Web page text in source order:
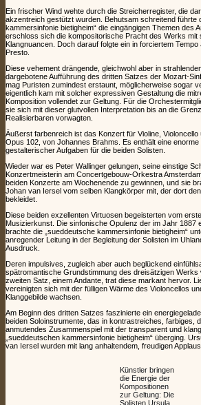
Ein frischer Wind wehte durch die Streicherregister, die
akzentreich gestützt wurden. Behutsam schreitend führte
kammersinfonie bietigheim“ die eingängigen Themen des
erschloss sich die kompositorische Pracht des Werks mit
Klangnuancen. Doch darauf folgte ein in forciertem
Presto.
Diese vehement drängende, gleichwohl aber in
dargebotene Aufführung des dritten Satzes der Mozart-
mag Puristen zumindest erstaunt, möglicherweise sogar
eigentlich kam mit solcher expressiven Gestaltung die
Komposition vollendet zur Geltung. Für die
sie sich mit dieser glutvollen Interpretation bis an die
Realisierbaren vorwagten.
Äußerst farbenreich ist das Konzert für Violine, Violoncello
Opus 102, von Johannes Brahms. Es enthält eine enorme
gestalterischer Aufgaben für die beiden Solisten.
Wieder war es Peter Wallinger gelungen, seine einstige
Konzertmeisterin am Concertgebouw-Orkestra
beiden Konzerte am Wochenende zu gewinnen, und sie
Johan van Iersel vom selben Klangkörper mit, der dort
bekleidet.
Diese beiden exzellenten Virtuosen begeisterten vom
Musizierkunst. Die sinfonische Opulenz der im Jahr 1887
brachte die „sueddeutsche kammersinfonie bietigheim“
anregender Leitung in der Begleitung der Solisten im
Ausdruck.
Deren impulsives, zugleich aber auch beglückend
spätromantische Grundstimmung des dreisätzigen Werks
zweiten Satz, einem Andante, trat diese markant hervor.
vereinigten sich mit der fülligen Wärme des Violoncellos
Klanggebilde wachsen.
Am Beginn des dritten Satzes faszinierte ein
beiden Soloinstrumente, das in kontrastreiches, farbiges,
anmutendes Zusammenspiel mit der transparent und
„sueddeutschen kammersinfonie bietigheim“ überging.
van Iersel wurden mit lang anhaltendem, freudigen
Künstler bringen
die Energie der
Kompositionen
zur Geltung: Die
Solisten Ursula